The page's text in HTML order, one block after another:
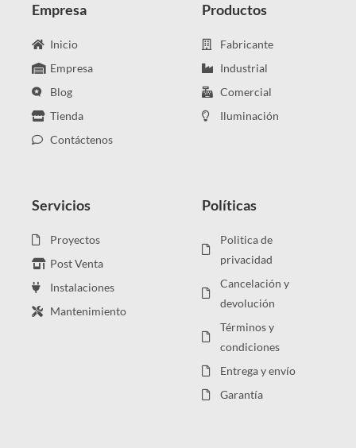
Empresa
Inicio
Empresa
Blog
Tienda
Contáctenos
Productos
Fabricante
Industrial
Comercial
Iluminación
Servicios
Proyectos
Post Venta
Instalaciones
Mantenimiento
Políticas
Politica de
privacidad
Cancelación y
devolución
Términos y
condiciones
Entrega y envío
Garantía